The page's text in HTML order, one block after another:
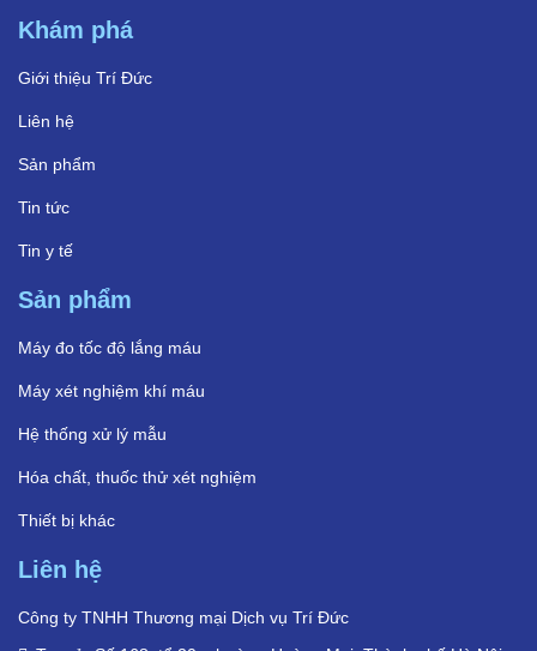
Khám phá
Giới thiệu Trí Đức
Liên hệ
Sản phẩm
Tin tức
Tin y tế
Sản phẩm
Máy đo tốc độ lắng máu
Máy xét nghiệm khí máu
Hệ thống xử lý mẫu
Hóa chất, thuốc thử xét nghiệm
Thiết bị khác
Liên hệ
Công ty TNHH Thương mại Dịch vụ Trí Đức